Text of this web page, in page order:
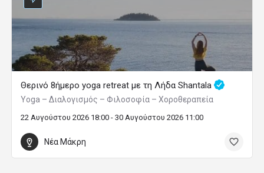
Θερινό 8ήμερο yoga retreat με τη Λήδα Shantala
Yoga – Διαλογισμός – Φιλοσοφία – Χοροθεραπεία
22 Αυγούστου 2026 18:00 - 30 Αυγούστου 2026 11:00
Νέα Μάκρη